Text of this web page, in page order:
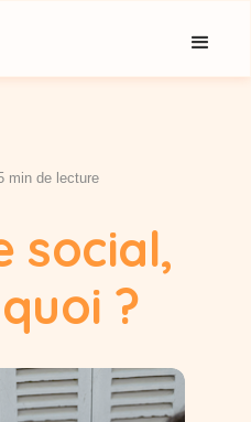
min de lecture
social,
?